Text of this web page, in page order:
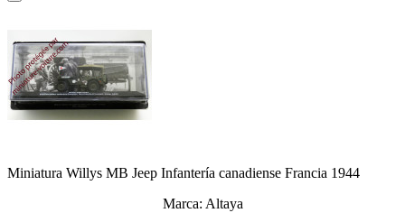
Miniatura Willys MB Jeep Infantería canadiense Francia 1944
Marca: Altaya